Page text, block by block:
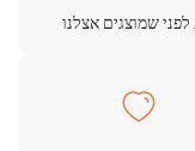
שמוצגים אצלנו